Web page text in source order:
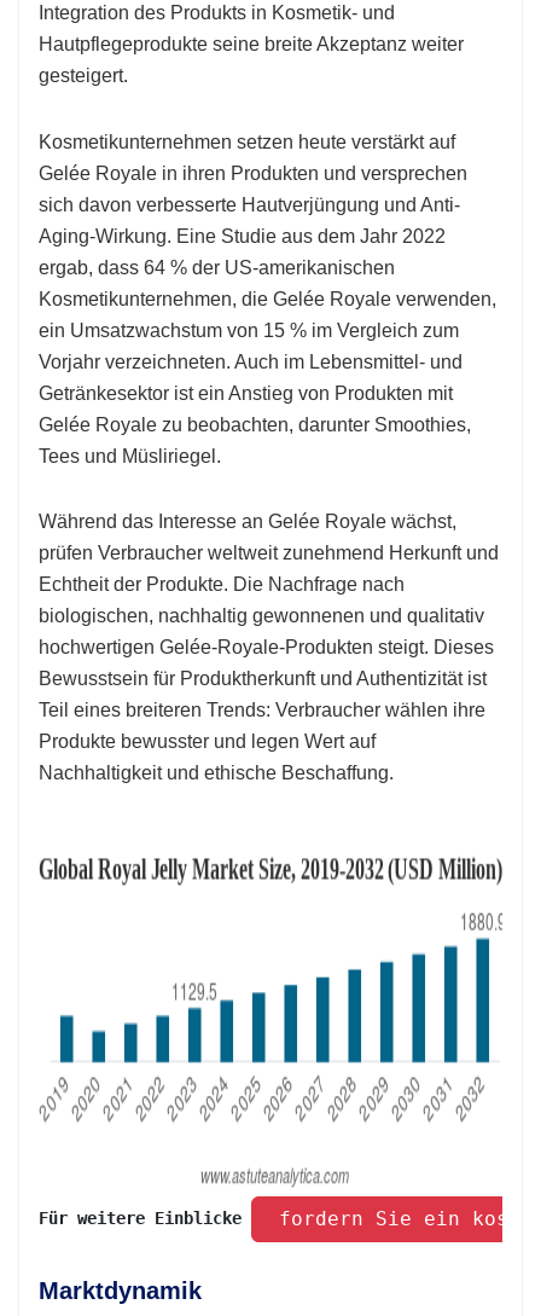
Integration des Produkts in Kosmetik- und
Hautpflegeprodukte seine breite Akzeptanz weiter
gesteigert.
Kosmetikunternehmen setzen heute verstärkt auf
Gelée Royale in ihren Produkten und versprechen
sich davon verbesserte Hautverjüngung und Anti-
Aging-Wirkung. Eine Studie aus dem Jahr 2022
ergab, dass 64 % der US-amerikanischen
Kosmetikunternehmen, die Gelée Royale verwenden,
ein Umsatzwachstum von 15 % im Vergleich zum
Vorjahr verzeichneten. Auch im Lebensmittel- und
Getränkesektor ist ein Anstieg von Produkten mit
Gelée Royale zu beobachten, darunter Smoothies,
Tees und Müsliriegel.
Während das Interesse an Gelée Royale wächst,
prüfen Verbraucher weltweit zunehmend Herkunft und
Echtheit der Produkte. Die Nachfrage nach
biologischen, nachhaltig gewonnenen und qualitativ
hochwertigen Gelée-Royale-Produkten steigt. Dieses
Bewusstsein für Produktherkunft und Authentizität ist
Teil eines breiteren Trends: Verbraucher wählen ihre
Produkte bewusster und legen Wert auf
Nachhaltigkeit und ethische Beschaffung.
Für weitere Einblicke fordern Sie ein
Marktdynamik